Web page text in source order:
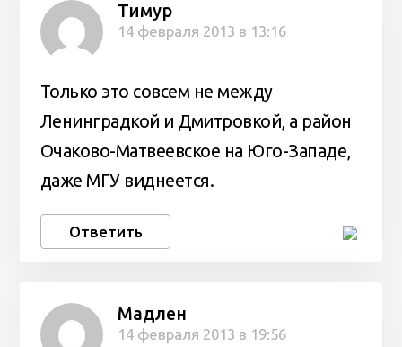
Тимур
14 февраля 2013 в 13:16
Только это совсем не между
Ленинградкой и Дмитровкой, а район
Очаково-Матвеевское на Юго-Западе,
даже МГУ виднеется.
Ответить
Мадлен
14 февраля 2013 в 19:56